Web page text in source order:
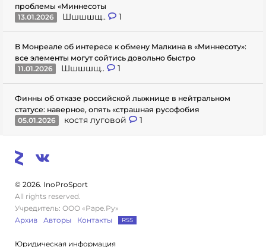
проблемы «Миннесоты
13.01.2026
Шшшшщ.. 1
В Монреале об интересе к обмену Малкина в «Миннесоту»:
все элементы могут сойтись довольно быстро
11.01.2026
Шшшшщ.. 1
Финны об отказе российской лыжнице в нейтральном
статусе: наверное, опять «страшная русофобия
05.01.2026
костя луговой 1
© 2026. InoProSport
All rights reserved.
Учредитель: ООО «Раре.Ру»
Архив
Авторы Контакты RSS
Юридическая информация